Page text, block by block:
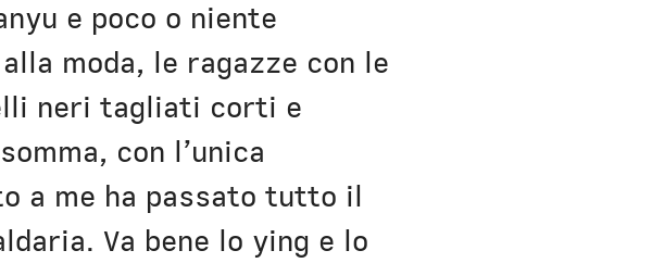
e poco o niente
moda, le ragazze con le
neri tagliati corti e
con l’unica
a me ha passato tutto il
Va bene lo ying e lo